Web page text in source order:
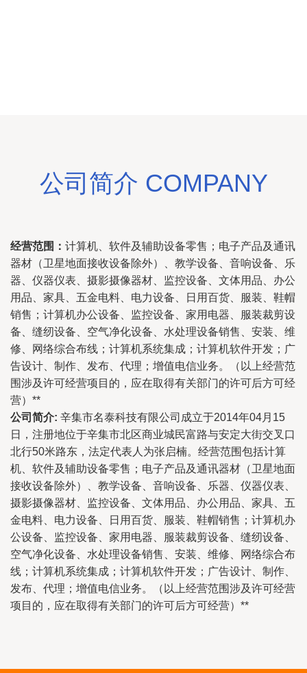
公司简介 COMPANY
经营范围： 计算机、软件及辅助设备零售；电子产品及通讯
器材（卫星地面接收设备除外）、教学设备、音响设备、乐
器、仪器仪表、摄影摄像器材、监控设备、文体用品、办公
用品、家具、五金电料、电力设备、日用百货、服装、鞋帽
销售；计算机办公设备、监控设备、家用电器、服装裁剪设
备、缝纫设备、空气净化设备、水处理设备销售、安装、维
修、网络综合布线；计算机系统集成；计算机软件开发；广
告设计、制作、发布、代理；增值电信业务。（以上经营范
围涉及许可经营项目的，应在取得有关部门的许可后方可经
营）**
公司简介: 辛集市名泰科技有限公司成立于2014年04月15
日，注册地位于辛集市北区商业城民富路与安定大街交叉口
北行50米路东，法定代表人为张启楠。经营范围包括计算
机、软件及辅助设备零售；电子产品及通讯器材（卫星地面
接收设备除外）、教学设备、音响设备、乐器、仪器仪表、
摄影摄像器材、监控设备、文体用品、办公用品、家具、五
金电料、电力设备、日用百货、服装、鞋帽销售；计算机办
公设备、监控设备、家用电器、服装裁剪设备、缝纫设备、
空气净化设备、水处理设备销售、安装、维修、网络综合布
线；计算机系统集成；计算机软件开发；广告设计、制作、
发布、代理；增值电信业务。（以上经营范围涉及许可经营
项目的，应在取得有关部门的许可后方可经营）**